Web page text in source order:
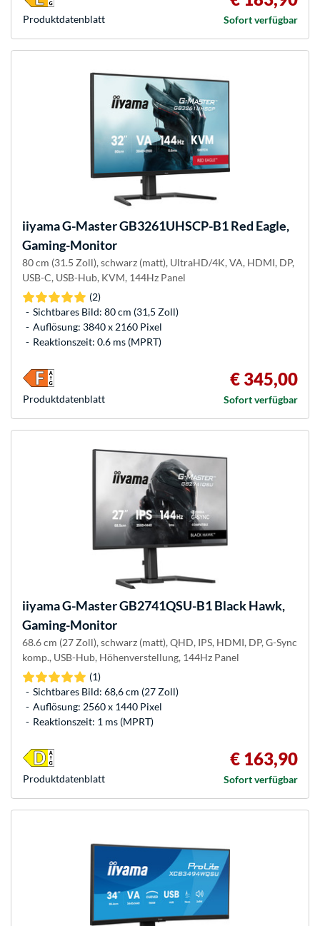
Sofort verfügbar
Produkt­datenblatt
iiyamaG-Master GB3261UHSCP-B1 Red Eagle,
Gaming-Monitor
80 cm (31.5 Zoll), schwarz (matt), UltraHD/4K, VA, HDMI, DP,
USB-C, USB-Hub, KVM, 144Hz Panel
(2)
Sichtbares Bild: 80 cm (31,5 Zoll)
Auflösung: 3840 x 2160 Pixel
Reaktionszeit: 0.6 ms (MPRT)
€ 345,00
Sofort verfügbar
Produkt­datenblatt
iiyamaG-Master GB2741QSU-B1 Black Hawk,
Gaming-Monitor
68.6 cm (27 Zoll), schwarz (matt), QHD, IPS, HDMI, DP, G-Sync
komp., USB-Hub, Höhenverstellung, 144Hz Panel
(1)
Sichtbares Bild: 68,6 cm (27 Zoll)
Auflösung: 2560 x 1440 Pixel
Reaktionszeit: 1 ms (MPRT)
€ 163,90
Sofort verfügbar
Produkt­datenblatt